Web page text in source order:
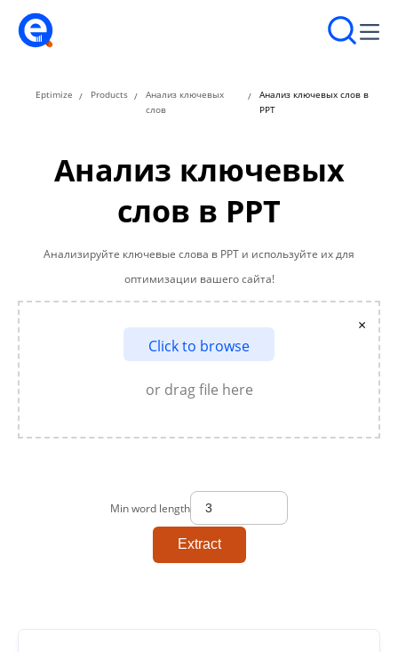
Eptimize Products
Анализ ключевых
слов
Анализ ключевых слов в
PPT
Анализ ключевых
слов в PPT
Анализируйте ключевые слова в PPT и используйте их для
оптимизации вашего сайта!
Click to browse
or drag file here
×
Min word length
Extract